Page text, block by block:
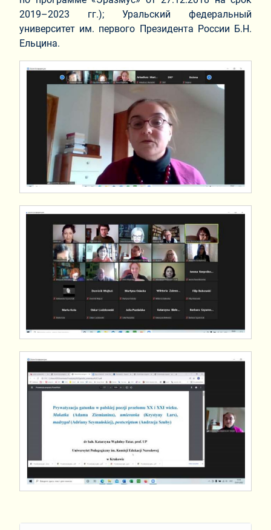
2019–2023 гг.); Уральский федеральный
университет им. первого Президента России Б.Н.
Ельцина.